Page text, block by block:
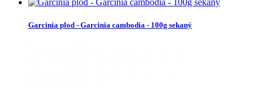
Garcinia plod - Garcinia cambodia - 100g sekaný